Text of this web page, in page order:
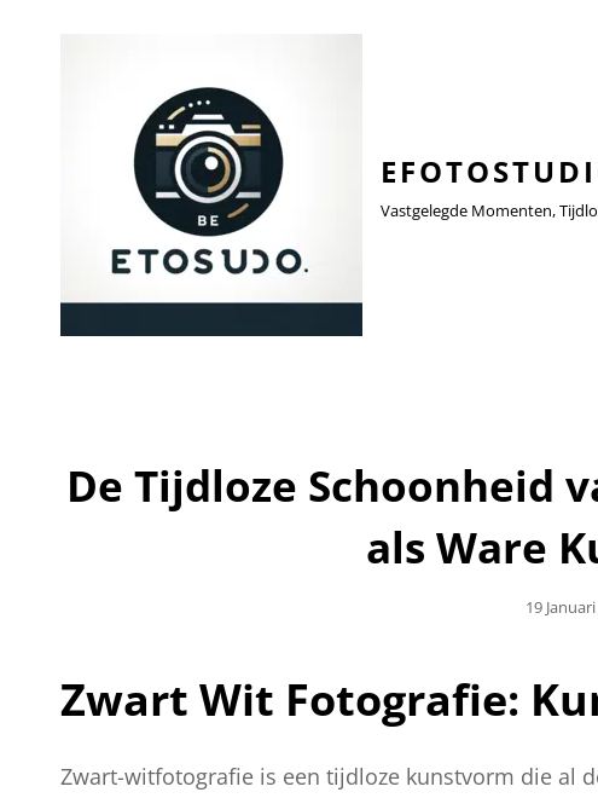
Vastgelegde Momenten,
De Tijdloze Schoonheid
als Ware
Geplaatst
19
Zwart Wit Fotografie:
Zwart-witfotografie is een tijdloze kunstvorm die al